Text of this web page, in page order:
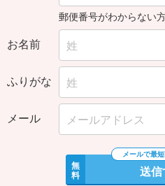
郵便番号がわからない
お名前
ふりがな
メール
無
料 送信